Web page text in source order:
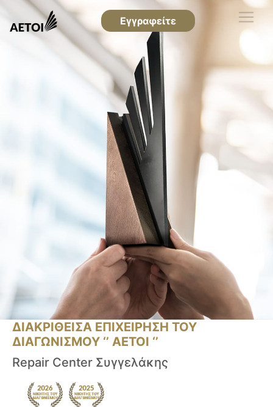
Εγγραφείτε
ΔΙΑΚΡΙΘΕΙΣΑ ΕΠΙΧΕΙΡΗΣΗ ΤΟΥ
ΔΙΑΓΩΝΙΣΜΟΥ ‘’ ΑΕΤΟΙ ‘’
Repair Center Συγγελάκης